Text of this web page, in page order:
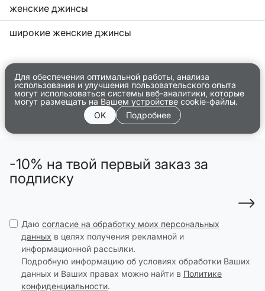
женские джинсы
широкие женские джинсы
Для обеспечения оптимальной работы, анализа
использования и улучшения пользовательского опыта
могут использоваться системы веб-аналитики, которые
могут размещать на Вашем устройстве cookie-файлы.
OK
Подробнее
-10% на твой первый заказ за
подписку
Даю согласие на обработку моих персональных
данных в целях получения рекламной и
информационной рассылки.
Подробную информацию об условиях обработки Ваших
данных и Ваших правах можно найти в Политике
конфиденциальности.